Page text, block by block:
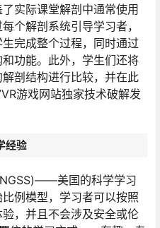
实际课堂解剖中通常使用
个解剖系统引导学习者，
完成整个过程，同时通过
功能。此外，学生们还将
剖结构进行比较，并在此
游戏网站独家技术破解发
经验
美国的科学学习
例模型，学习者可以按照
，并且不会涉及安全或伦